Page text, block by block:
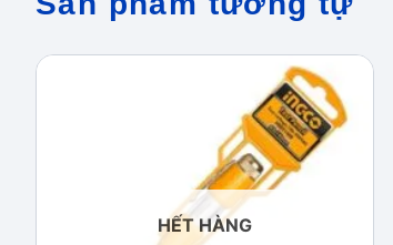
Add to
wishlist
HẾT HÀNG